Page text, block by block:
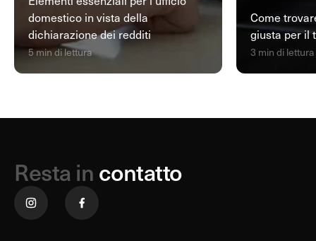
domestico in vista della
dichiarazione dei redditi
5 min di lettura
Come
giusta per il
3 min di lettura
Resta incontatto